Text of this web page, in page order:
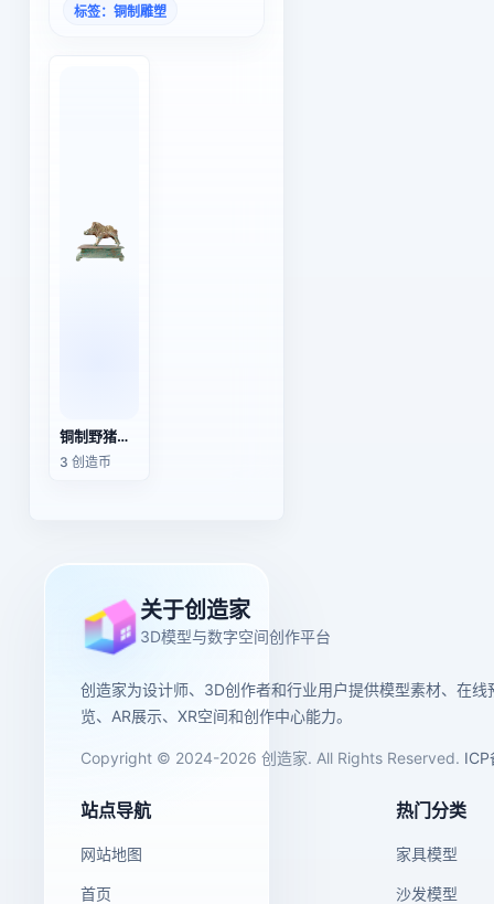
标签：铜制雕塑
铜制野猪雕塑
3 创造币
关于创造家
3D模型与数字空间创作平台
创造家为设计师、3D创作者和行业用户提供模型素材、在线
览、AR展示、XR空间和创作中心能力。
Copyright © 2024-2026 创造家. All Rights Reserved. ICP
站点导航
网站地图
首页
热门分类
家具模型
沙发模型